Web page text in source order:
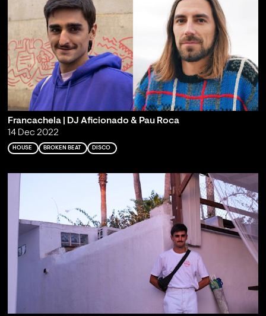
Francachela | DJ Aficionado & Pau Roca
14 Dec 2022
HOUSE BROKEN BEAT DISCO